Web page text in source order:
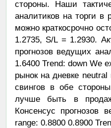
стороны. Наши
аналитиков на торги в
можно краткосрочно
1.2735, S/L = 1.2930.
прогнозов ведущих
1.6400 Trend: down We
рынок на дневке
свингов в обе
лучше быть в
Консенсус прогнозов
range: 0.8800 0.8900